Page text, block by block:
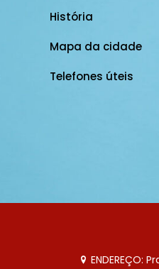
História
Mapa da cidade
Telefones úteis
ENDEREÇO: